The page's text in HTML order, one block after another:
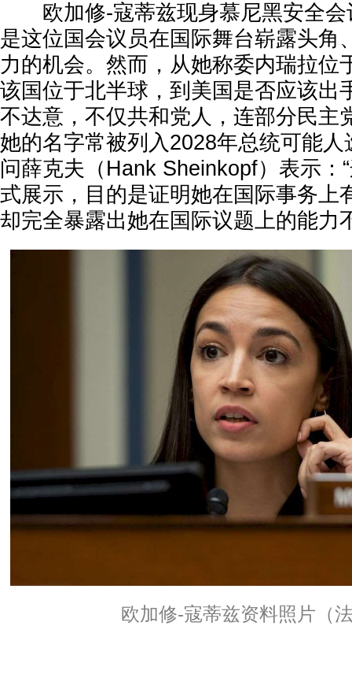
欧加修-寇蒂兹现身慕尼黑安全会
是这位国会议员在国际舞台崭露头角
力的机会。然而，从她称委内瑞拉位
该国位于北半球，到美国是否应该出
不达意，不仅共和党人，连部分民主
她的名字常被列入2028年总统可能
问薛克夫（Hank Sheinkopf）表示：
式展示，目的是证明她在国际事务上
却完全暴露出她在国际议题上的能力
欧加修-寇蒂兹资料照片（